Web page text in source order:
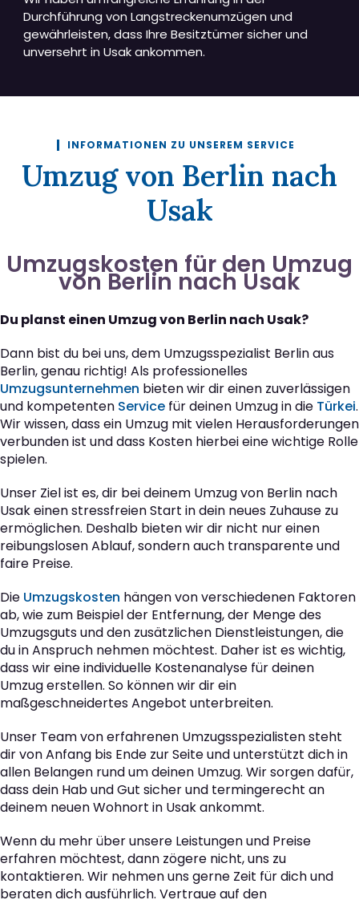
Durchführung von Langstreckenumzügen und
gewährleisten, dass Ihre Besitztümer sicher und
unversehrt in Usak ankommen.
INFORMATIONEN ZU UNSEREM SERVICE
Umzug von Berlin nach
Usak
Umzugskosten für den Umzug
von Berlin nach Usak
Du planst einen Umzug von Berlin nach Usak?
Dann bist du bei uns, dem Umzugsspezialist Berlin aus
Berlin, genau richtig! Als professionelles
Umzugsunternehmen bieten wir dir einen zuverlässigen
und kompetenten Service für deinen Umzug in die Türkei.
Wir wissen, dass ein Umzug mit vielen Herausforderungen
verbunden ist und dass Kosten hierbei eine wichtige Rolle
spielen.
Unser Ziel ist es, dir bei deinem Umzug von Berlin nach
Usak einen stressfreien Start in dein neues Zuhause zu
ermöglichen. Deshalb bieten wir dir nicht nur einen
reibungslosen Ablauf, sondern auch transparente und
faire Preise.
Die Umzugskosten hängen von verschiedenen Faktoren
ab, wie zum Beispiel der Entfernung, der Menge des
Umzugsguts und den zusätzlichen Dienstleistungen, die
du in Anspruch nehmen möchtest. Daher ist es wichtig,
dass wir eine individuelle Kostenanalyse für deinen
Umzug erstellen. So können wir dir ein
maßgeschneidertes Angebot unterbreiten.
Unser Team von erfahrenen Umzugsspezialisten steht
dir von Anfang bis Ende zur Seite und unterstützt dich in
allen Belangen rund um deinen Umzug. Wir sorgen dafür,
dass dein Hab und Gut sicher und termingerecht an
deinem neuen Wohnort in Usak ankommt.
Wenn du mehr über unsere Leistungen und Preise
erfahren möchtest, dann zögere nicht, uns zu
kontaktieren. Wir nehmen uns gerne Zeit für dich und
beraten dich ausführlich. Vertraue auf den